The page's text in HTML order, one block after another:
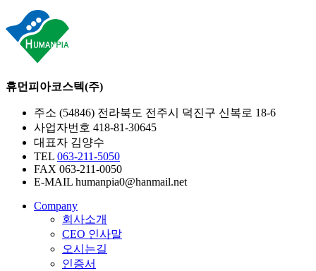
LUS SANITIZER
휴먼피아코스텍(주)
주소 (54846) 전라북도 전주시 덕진구 신복로 18-6
사업자번호 418-81-30645
대표자 김양수
TEL 063-211-5050
FAX 063-211-0050
E-MAIL humanpia0@hanmail.net
Company
회사소개
CEO 인사말
오시는길
인증서